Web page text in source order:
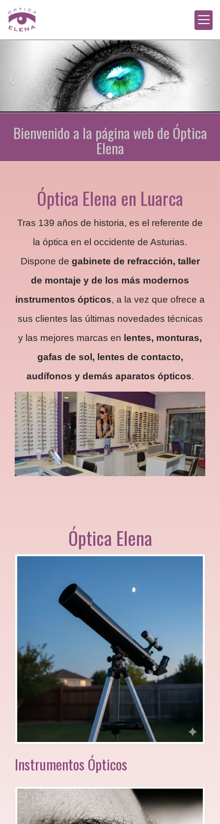
Bienvenido a la página web de Óptica
Elena
Óptica en Luarca
Óptica Elena en Luarca
Tras 139 años de historia, es el referente de
la óptica en el occidente de Asturias.
Dispone de gabinete de refracción, taller
de montaje y de los más modernos
instrumentos ópticos, a la vez que ofrece a
sus clientes las últimas novedades técnicas
y las mejores marcas en lentes, monturas,
gafas de sol, lentes de contacto,
audífonos y demás aparatos ópticos.
Óptica Elena
Instrumentos Ópticos